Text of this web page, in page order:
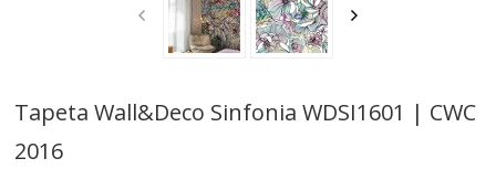
Tapeta Wall&Deco Sinfonia WDSI1601 | CWC
2016